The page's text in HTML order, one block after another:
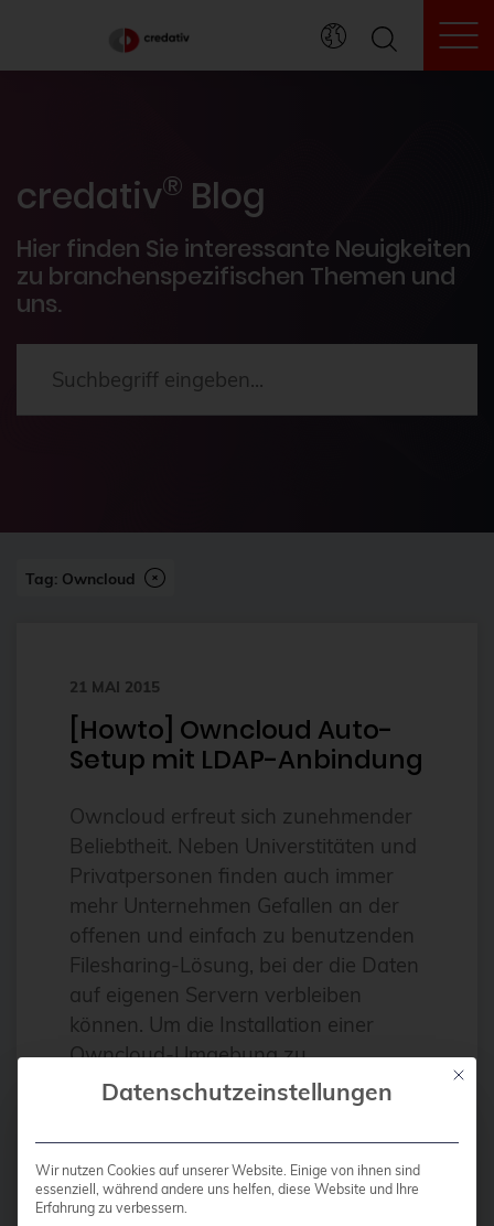
credativ® Blog
Hier finden Sie interessante Neuigkeiten
zu branchenspezifischen Themen und
uns.
Veranstaltungen
PostgreSQL®
2FA
Abonnement
Alpin
Alternativen
Amazon FSx
anleitung
Ansible
Ansible Community Proxmox
Ansible-Modul
AnsibleFest
Antivirus
Apache
Apache Guacamole
API-Integration
AppArmor
Tag: Owncloud
21 MAI 2015
[Howto] Owncloud Auto-
Setup mit LDAP-Anbindung
Owncloud erfreut sich zunehmender
Beliebtheit. Neben Universtitäten und
Privatpersonen finden auch immer
mehr Unternehmen Gefallen an der
offenen und einfach zu benutzenden
Filesharing-Lösung, bei der die Daten
auf eigenen Servern verbleiben
können. Um die Installation einer
Owncloud-Umgebung zu
vereinfachen beschreiben wir im
Folgenden, wie diese inklusive der
Anbindung an ein LDAP
automatisiert möglich ist. Datei-
Austausch-Dienste […]
Mit
Datenschutzeinstellungen
Wir nutzen Cookies auf unserer Website. Einige von ihnen sind
essenziell, während andere uns helfen, diese Website und Ihre
Erfahrung zu verbessern.